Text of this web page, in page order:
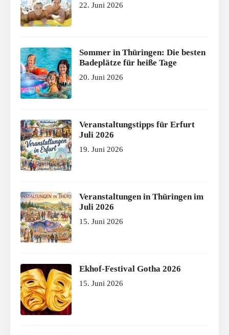
22. Juni 2026
Sommer in Thüringen: Die besten
Badeplätze für heiße Tage
20. Juni 2026
Veranstaltungstipps für Erfurt
Juli 2026
19. Juni 2026
Veranstaltungen in Thüringen im
Juli 2026
15. Juni 2026
Ekhof-Festival Gotha 2026
15. Juni 2026